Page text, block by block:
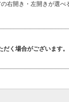
右開き・左開きが選
く場合がございます。